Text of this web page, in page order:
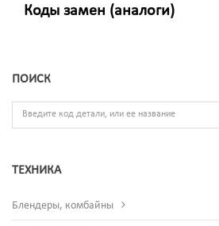
Коды замен (аналоги)
ПОИСК
ТЕХНИКА
Блендеры, комбайны